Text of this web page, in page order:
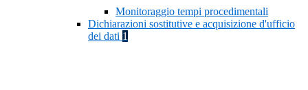
Monitoraggio tempi procedimentali
Dichiarazioni sostitutive e acquisizione d'ufficio
dei dati 1